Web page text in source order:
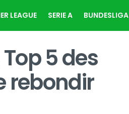
LEAGUE SERIE A BUNDESLIGA
5 des
rebondir